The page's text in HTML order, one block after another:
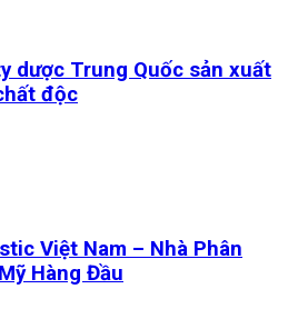
dược Trung Quốc sản xuất
độc
Việt Nam – Nhà Phân
Hàng Đầu